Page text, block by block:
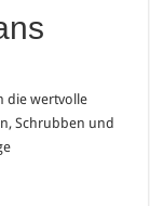
die wertvolle
Schrubben und